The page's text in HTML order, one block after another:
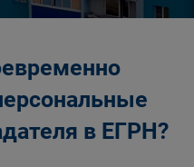
в ЕГРН?